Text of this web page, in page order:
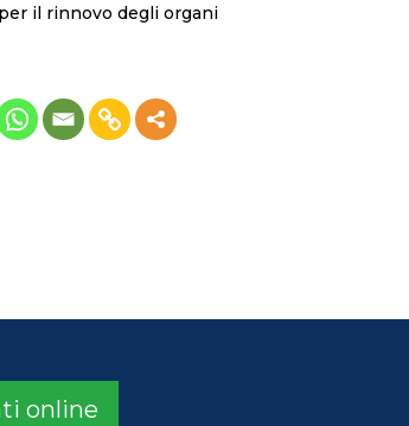
il rinnovo degli organi
online